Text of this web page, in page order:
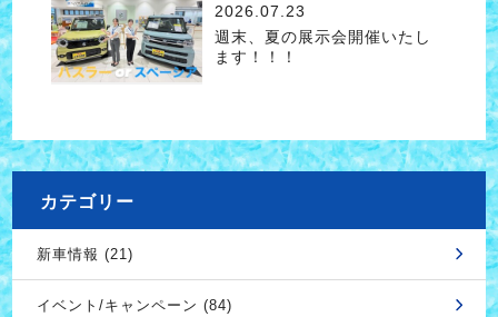
2026.07.23
週末、夏の展示会開催いたし
ます！！！
カテゴリー
新車情報 (21)
イベント/キャンペーン (84)